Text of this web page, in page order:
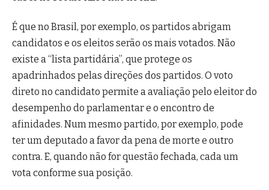
É que no Brasil, por exemplo, os partidos abrigam
candidatos e os eleitos serão os mais votados. Não
existe a “lista partidária”, que protege os
apadrinhados pelas direções dos partidos. O voto
direto no candidato permite a avaliação pelo eleitor do
desempenho do parlamentar e o encontro de
afinidades. Num mesmo partido, por exemplo, pode
ter um deputado a favor da pena de morte e outro
contra. E, quando não for questão fechada, cada um
vota conforme sua posição.